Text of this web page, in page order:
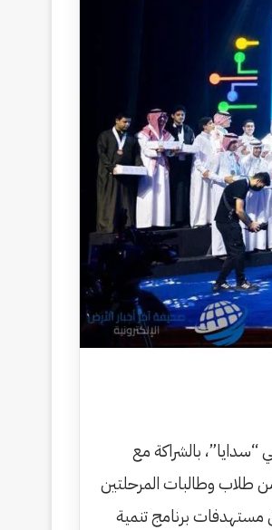
“سدايا”، بالشراكة مع
طلاب وطالبات المرحلتين
لتحقيق مستهدفات برنامج تنمية